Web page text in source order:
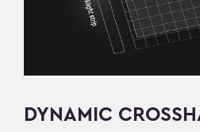
DYNAMIC